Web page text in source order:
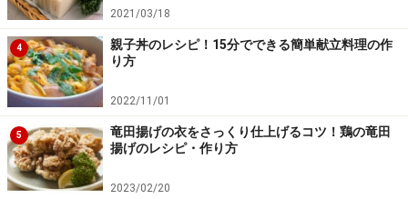
2021/03/18
4
親子丼のレシピ！15分でできる簡単献立料理の作
り方
2022/11/01
5
竜田揚げの衣をさっくり仕上げるコツ！鶏の竜田
揚げのレシピ・作り方
2023/02/20